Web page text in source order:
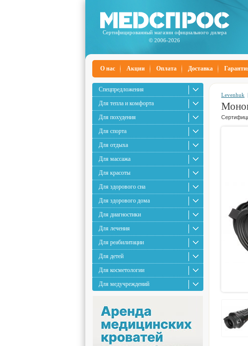
Сертифицированный магазин официального дилера
© 2006-2026
О нас Акции Оплата Доставка
Спецпредложения
Для тепла и комфорта
Для похудения
Для спорта
Для отдыха
Для массажа
Для красоты
Для здорового сна
Для здорового дома
Для диагностики
Для лечения
Для реабилитации
Для детей
Для косметологии
Для медучреждений
Levenhuk |